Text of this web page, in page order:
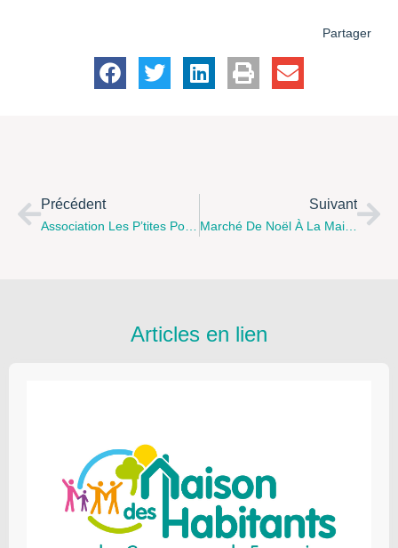
Partager
Précédent Suivant
Marché De Noël À La Maison Pour Tous À Lillers Le Samedi 17 Décembre De 9h À 17h
Articles en lien